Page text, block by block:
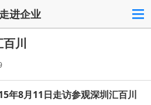
走进企业
川
年8月11日走访参观深圳汇百川